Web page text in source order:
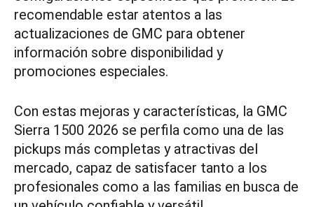
recomendable estar atentos a las
actualizaciones de GMC para obtener
información sobre disponibilidad y
promociones especiales.
Con estas mejoras y características, la GMC
Sierra 1500 2026 se perfila como una de las
pickups más completas y atractivas del
mercado, capaz de satisfacer tanto a los
profesionales como a las familias en busca de